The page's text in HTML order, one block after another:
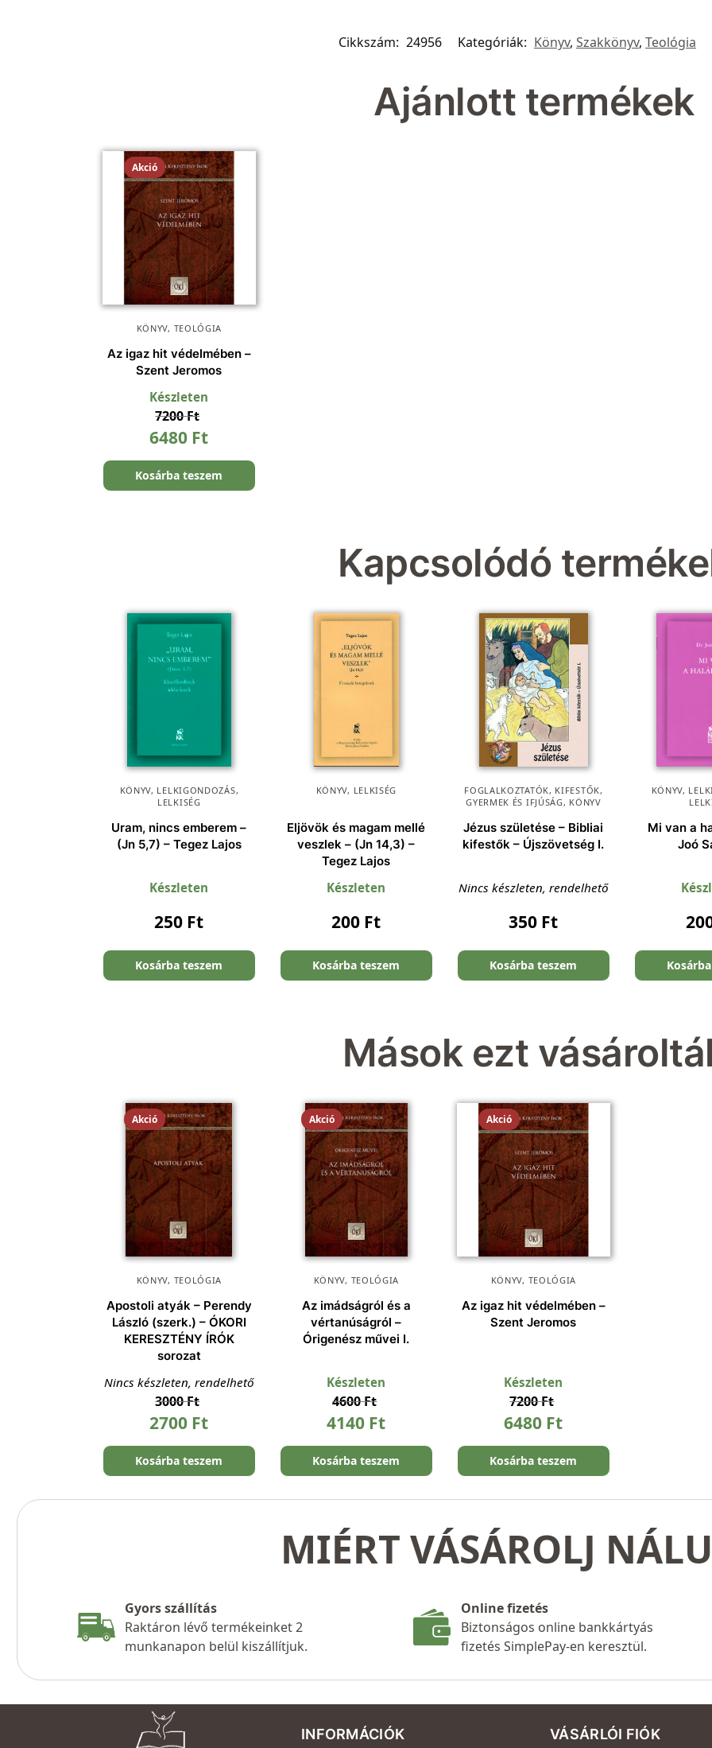
Cikkszám: 24956 Kategóriák: Könyv,Szakkönyv,Teológia
Ajánlott termékek
Akció
KÖNYV, TEOLÓGIA
Az igaz hit védelmében –
Szent Jeromos
Készleten
7200Ft
6480 Ft
Kosárba teszem
Kapcsolódó
KÖNYV, LELKIGONDOZÁS,
LELKISÉG
Uram, nincs emberem –
(Jn 5,7) – Tegez Lajos
Készleten
250 Ft
Kosárba teszem
KÖNYV, LELKISÉG
Eljövök és magam mellé
veszlek – (Jn 14,3) –
Tegez Lajos
Készleten
200 Ft
Kosárba teszem
FOGLALKOZTATÓK, KIFESTŐK,
GYERMEK ÉS IFJÚSÁG, KÖNYV
Jézus születése – Bibliai
kifestők – Újszövetség I.
Nincs készleten, rendelhető
350 Ft
Kosárba teszem
KÖNYV,
Mi van a
Joó
Mások ezt
Akció
KÖNYV, TEOLÓGIA
Apostoli atyák – Perendy
László (szerk.) – ÓKORI
KERESZTÉNY ÍRÓK
sorozat
Nincs készleten, rendelhető
3000Ft
2700 Ft
Kosárba teszem
Akció
KÖNYV, TEOLÓGIA
Az imádságról és a
vértanúságról –
Órigenész művei I.
Készleten
4600Ft
4140 Ft
Kosárba teszem
Akció
KÖNYV, TEOLÓGIA
Az igaz hit védelmében –
Szent Jeromos
Készleten
7200Ft
6480 Ft
Kosárba teszem
MIÉRT VÁSÁROLJ
Gyors szállítás
Raktáron lévő termékeinket 2
munkanapon belül kiszállítjuk.
Online fizetés
Biztonságos online bankkártyás
fizetés SimplePay-en keresztül.
INFORMÁCIÓK VÁSÁRLÓI FIÓK